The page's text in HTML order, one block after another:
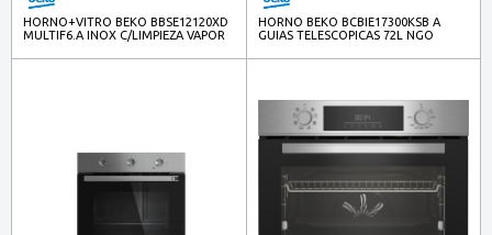
HORNO+VITRO BEKO BBSE12120XD
MULTIF6.A INOX C/LIMPIEZA VAPOR
HORNO BEKO BCBIE17300KSB A
GUIAS TELESCOPICAS 72L NGO